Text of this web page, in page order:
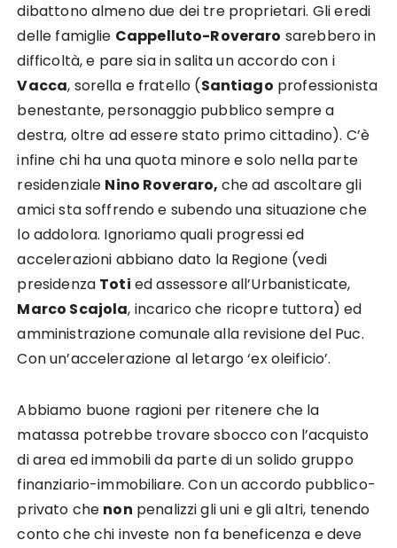
dibattono almeno due dei tre proprietari. Gli eredi
delle famiglie Cappelluto-Roveraro sarebbero in
difficoltà, e pare sia in salita un accordo con i
Vacca, sorella e fratello (Santiago professionista
benestante, personaggio pubblico sempre a
destra, oltre ad essere stato primo cittadino). C’è
infine chi ha una quota minore e solo nella parte
residenziale Nino Roveraro, che ad ascoltare gli
amici sta soffrendo e subendo una situazione che
lo addolora. Ignoriamo quali progressi ed
accelerazioni abbiano dato la Regione (vedi
presidenza Toti ed assessore all’Urbanisticate,
Marco Scajola, incarico che ricopre tuttora) ed
amministrazione comunale alla revisione del Puc.
Con un’accelerazione al letargo ‘ex oleificio’.
Abbiamo buone ragioni per ritenere che la
matassa potrebbe trovare sbocco con l’acquisto
di area ed immobili da parte di un solido gruppo
finanziario-immobiliare. Con un accordo pubblico-
privato che non penalizzi gli uni e gli altri, tenendo
conto che chi investe non fa beneficenza e deve